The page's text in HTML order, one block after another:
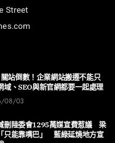
Street
站倒數！企業網站搬遷不能只
域、SEO與新官網都要一起處理
08/03
刪陸委會1295萬媒宣費惹議 梁
只能靠嘴巴」 藍綠延燒地方宣